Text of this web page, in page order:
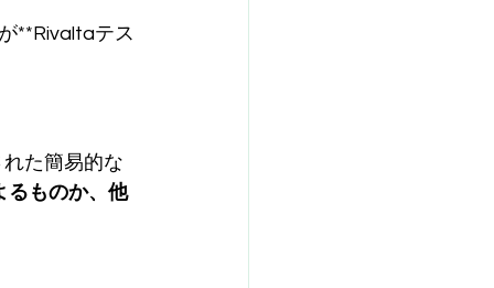
**Rivaltaテス
た簡易的な
るものか、他